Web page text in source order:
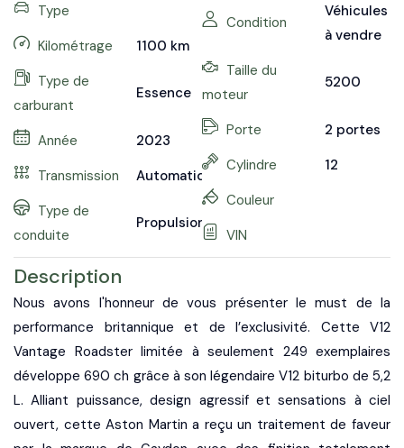
Type
Kilométrage
1100 km
Type de
carburant
Essence
Année
2023
Transmission
Automatique
Type de
conduite
Propulsion
Condition
Véhicules
à vendre
Taille du
moteur
5200
Porte
2 portes
Cylindre
12
Couleur
VIN
Description
Nous avons l'honneur de vous présenter le must de la
performance britannique et de l’exclusivité. Cette V12
Vantage Roadster limitée à seulement 249 exemplaires
développe 690 ch grâce à son légendaire V12 biturbo de 5,2
L. Alliant puissance, design agressif et sensations à ciel
ouvert, cette Aston Martin a reçu un traitement de faveur